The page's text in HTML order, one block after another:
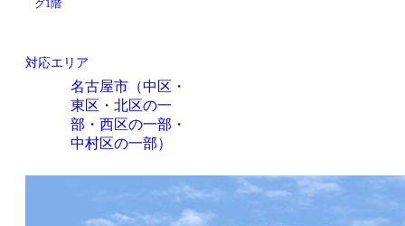
グ1階
対応エリア
名古屋市（中区・
東区・北区の一
部・西区の一部・
中村区の一部）